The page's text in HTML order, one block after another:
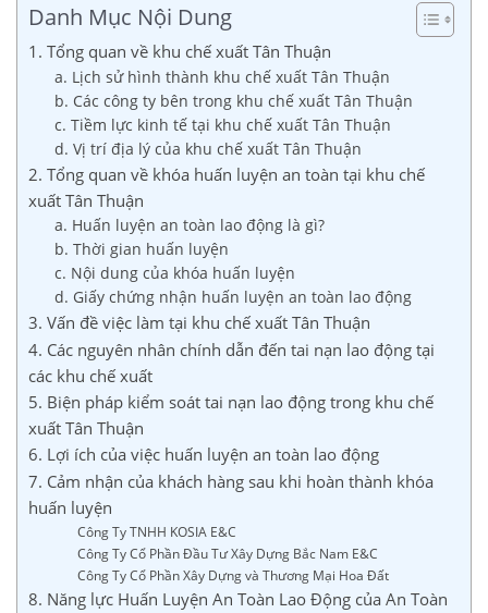
Danh Mục Nội Dung
1. Tổng quan về khu chế xuất Tân Thuận
a. Lịch sử hình thành khu chế xuất Tân Thuận
b. Các công ty bên trong khu chế xuất Tân Thuận
c. Tiềm lực kinh tế tại khu chế xuất Tân Thuận
d. Vị trí địa lý của khu chế xuất Tân Thuận
2. Tổng quan về khóa huấn luyện an toàn tại khu chế
xuất Tân Thuận
a. Huấn luyện an toàn lao động là gì?
b. Thời gian huấn luyện
c. Nội dung của khóa huấn luyện
d. Giấy chứng nhận huấn luyện an toàn lao động
3. Vấn đề việc làm tại khu chế xuất Tân Thuận
4. Các nguyên nhân chính dẫn đến tai nạn lao động tại
các khu chế xuất
5. Biện pháp kiểm soát tai nạn lao động trong khu chế
xuất Tân Thuận
6. Lợi ích của việc huấn luyện an toàn lao động
7. Cảm nhận của khách hàng sau khi hoàn thành khóa
huấn luyện
Công Ty TNHH KOSIA E&C
Công Ty Cổ Phần Đầu Tư Xây Dựng Bắc Nam E&C
Công Ty Cổ Phần Xây Dựng và Thương Mại Hoa Đất
8. Năng lực Huấn Luyện An Toàn Lao Động của An Toàn